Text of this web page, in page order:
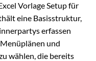
Vorlage Setup für
eine Basisstruktur,
erfassen
und
wählen, die bereits